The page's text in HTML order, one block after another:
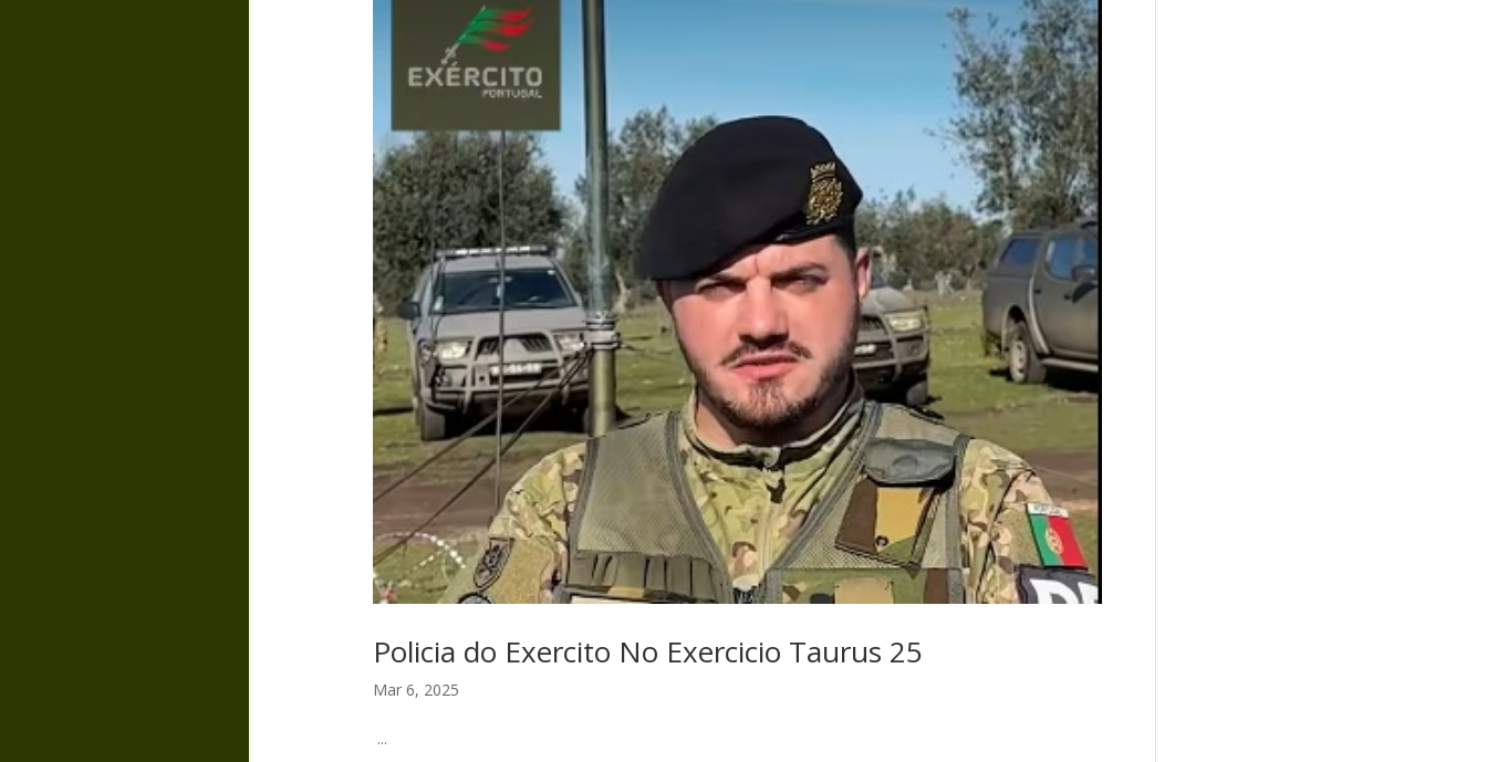
Policia do Exercito No Exercicio Taurus 25
Mar 6, 2025
...